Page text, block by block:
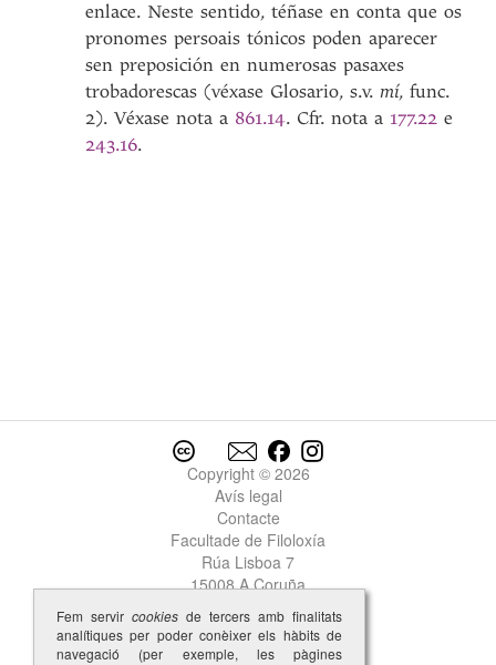
enlace. Neste sentido, téñase en conta que os
pronomes persoais tónicos poden aparecer
sen preposición en numerosas pasaxes
trobadorescas (véxase Glosario, s.v.mí, func.
2). Véxase nota a 861.14. Cfr. nota a 177.22 e
243.16.
Copyright © 2026
Avís legal
Contacte
Facultade de Filoloxía
Rúa Lisboa 7
15008 A Coruña
Fem servir cookies de tercers amb finalitats
analítiques per poder conèixer els hàbits de
navegació (per exemple, les pàgines